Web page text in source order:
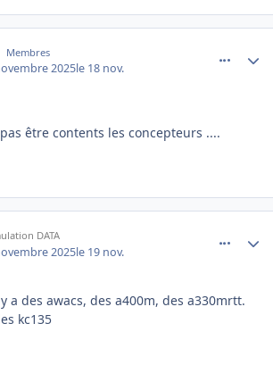
Membres
2025le 18 nov.
être contents les concepteurs ....
DATA
2025le 19 nov.
a des awacs, des a400m, des a330mrtt.
kc135